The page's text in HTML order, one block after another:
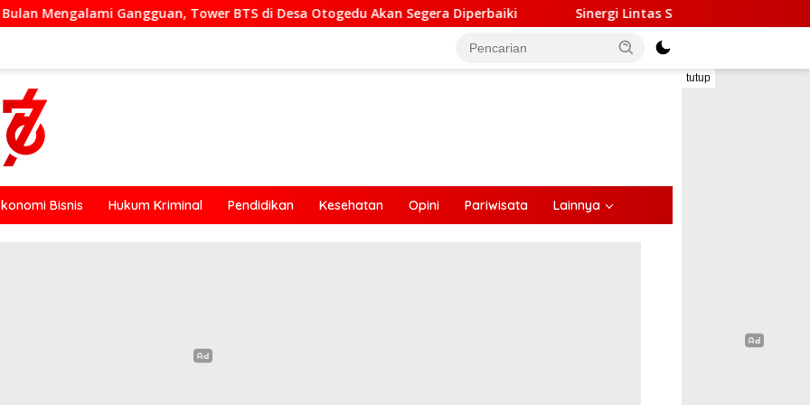
BTS di Desa Otogedu Akan Segera Diperbaiki Sinergi Lintas Sektor, Satlantas Polres Ende Gandeng Forum
tutup
Bisnis Hukum Kriminal Pendidikan Kesehatan Opini Pariwisata Lainnya